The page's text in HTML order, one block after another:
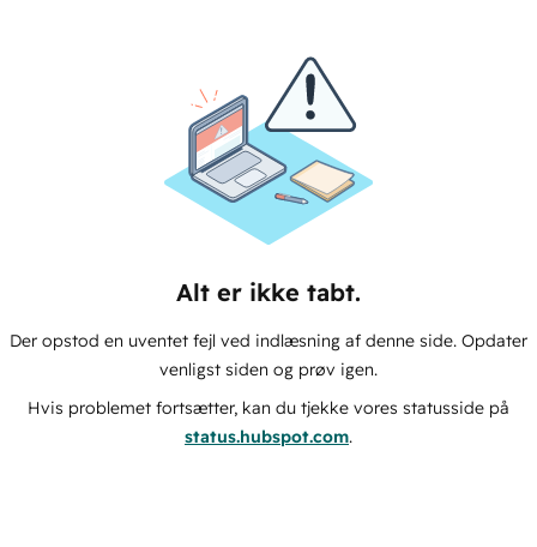
Alt er ikke tabt.
Der opstod en uventet fejl ved indlæsning af denne side. Opdater
venligst siden og prøv igen.
Hvis problemet fortsætter, kan du tjekke vores statusside på
status.hubspot.com.